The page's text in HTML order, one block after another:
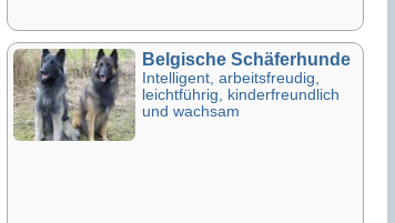
Belgische Schäferhunde
Intelligent, arbeitsfreudig,
leichtführig, kinderfreundlich
und wachsam